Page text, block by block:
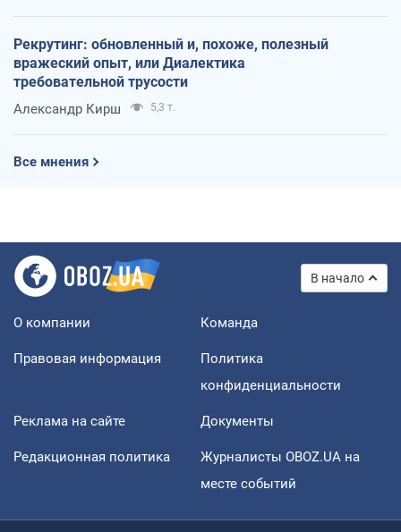
Рекрутинг: обновленный и, похоже, полезный
вражеский опыт, или Диалектика
требовательной трусости
Александр Кирш 5,3 т.
Все мнения
В начало
О компании Команда
Правовая информация
Политика
конфиденциальности
Реклама на сайте Документы
Редакционная политика
Журналисты OBOZ.UA на
месте событий